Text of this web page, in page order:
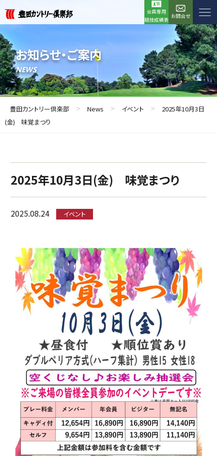
会員専用
競技成績表
お問合せ
お知らせ・ご案内
NEWS
豊田カントリー倶楽部 > News > イベント >
2025年10月3日
(金) 味覚まつり
2025年10月3日(金) 味覚まつり
2025.08.24 イベント